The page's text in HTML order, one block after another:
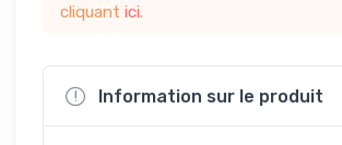
cliquant ici.
Information sur le produit